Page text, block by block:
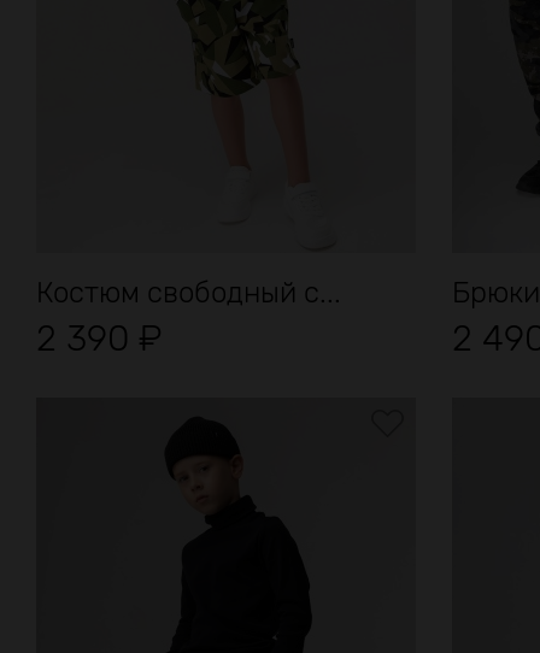
Костюм свободный с...
2 390 ₽ 2